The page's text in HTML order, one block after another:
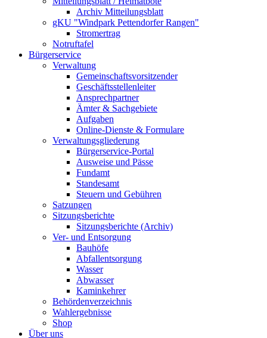
Archiv Mitteilungsblatt
gKU "Windpark Pettendorfer Rangen"
Stromertrag
Notruftafel
Bürgerservice
Verwaltung
Gemeinschaftsvorsitzender
Geschäftsstellenleiter
Ansprechpartner
Ämter & Sachgebiete
Aufgaben
Online-Dienste & Formulare
Verwaltungsgliederung
Bürgerservice-Portal
Ausweise und Pässe
Fundamt
Standesamt
Steuern und Gebühren
Satzungen
Sitzungsberichte
Sitzungsberichte (Archiv)
Ver- und Entsorgung
Bauhöfe
Abfallentsorgung
Wasser
Abwasser
Kaminkehrer
Behördenverzeichnis
Wahlergebnisse
Shop
Über uns